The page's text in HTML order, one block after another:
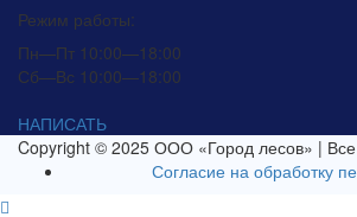
Режим работы:
Пн—Пт 10:00—18:00
Сб—Вс 10:00—18:00
НАПИСАТЬ
Copyright © 2025 ООО «Город лесов» |
Согласие на обработку